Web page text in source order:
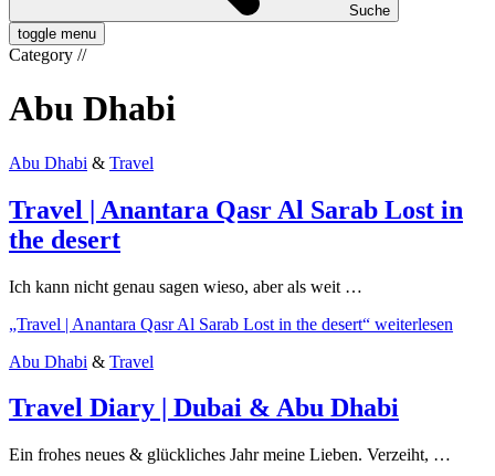
Suche
toggle menu
Category //
Abu Dhabi
Abu Dhabi & Travel
Travel | Anantara Qasr Al Sarab Lost in
the desert
Ich kann nicht genau sagen wieso, aber als weit …
„Travel | Anantara Qasr Al Sarab Lost in the desert“ weiterlesen
Abu Dhabi & Travel
Travel Diary | Dubai & Abu Dhabi
Ein frohes neues & glückliches Jahr meine Lieben. Verzeiht, …